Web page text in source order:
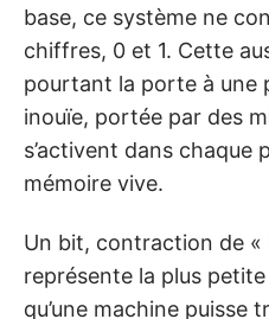
base, ce système ne
chiffres, 0 et 1. Cette
pourtant la porte à une
inouïe, portée par des
s’activent dans chaque
mémoire vive.
Un bit, contraction de «
représente la plus
qu’une machine puisse